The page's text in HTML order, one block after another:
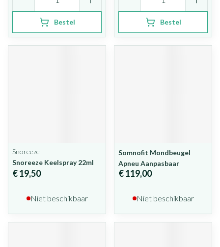
Bestel Bestel
Snoreeze
Snoreeze Keelspray 22ml
€ 19,50
Niet beschikbaar
Somnofit Mondbeugel
Apneu Aanpasbaar
€ 119,00
Niet beschikbaar